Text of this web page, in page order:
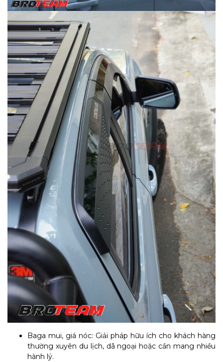
Baga mui, giá nóc: Giải pháp hữu ích cho khách hàng
thường xuyên du lịch, dã ngoại hoặc cần mang nhiều
hành lý.